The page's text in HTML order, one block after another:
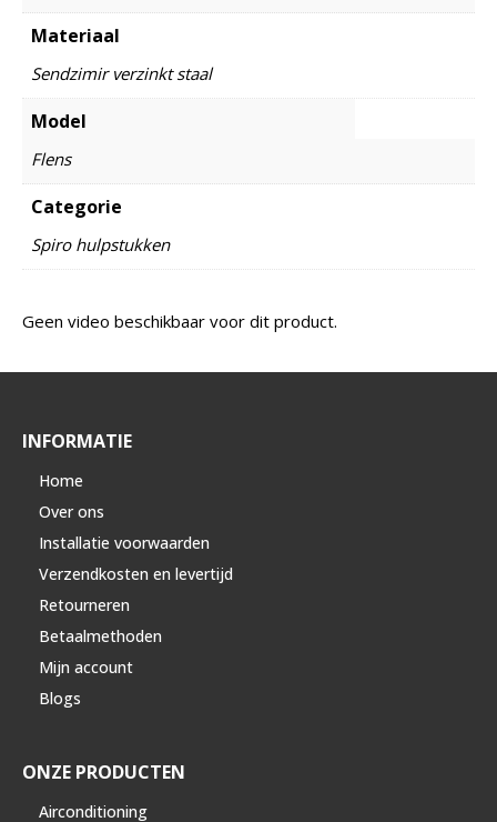
Materiaal
Sendzimir verzinkt staal
Model
Flens
Categorie
Spiro hulpstukken
Geen video beschikbaar voor dit product.
INFORMATIE
Home
Over ons
Installatie voorwaarden
Verzendkosten en levertijd
Retourneren
Betaalmethoden
Mijn account
Blogs
ONZE PRODUCTEN
Airconditioning